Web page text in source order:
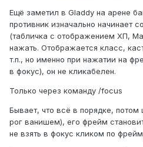
Ещё заметил в Gladdy на арене
противник изначально начинает
(табличка с отображением ХП,
нажать. Отображается класс,
т.п., но именно при нажатии на
в фокус), он не кликабелен.
Только через команду /focus
Бывает, что всё в порядке, потом
рог ванишем), его фрейм
не взять в фокус кликом по